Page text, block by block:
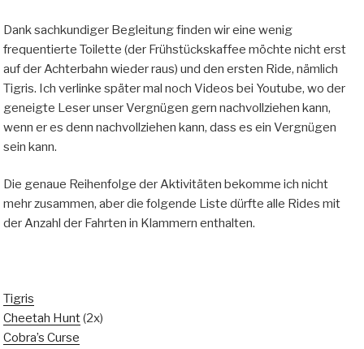
Dank sachkundiger Begleitung finden wir eine wenig
frequentierte Toilette (der Frühstückskaffee möchte nicht erst
auf der Achterbahn wieder raus) und den ersten Ride, nämlich
Tigris. Ich verlinke später mal noch Videos bei Youtube, wo der
geneigte Leser unser Vergnügen gern nachvollziehen kann,
wenn er es denn nachvollziehen kann, dass es ein Vergnügen
sein kann.
Die genaue Reihenfolge der Aktivitäten bekomme ich nicht
mehr zusammen, aber die folgende Liste dürfte alle Rides mit
der Anzahl der Fahrten in Klammern enthalten.
Tigris
Cheetah Hunt(2x)
Cobra’s Curse